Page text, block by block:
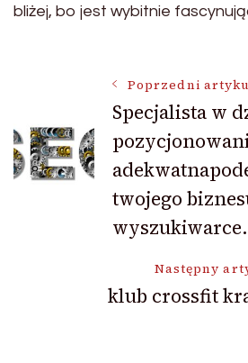
bliżej, bo jest wybitnie
Nawigacja
wpisu
Poprzedni
Specjalista w
twojego
wyszukiwarce.
Następny
klub crossfit